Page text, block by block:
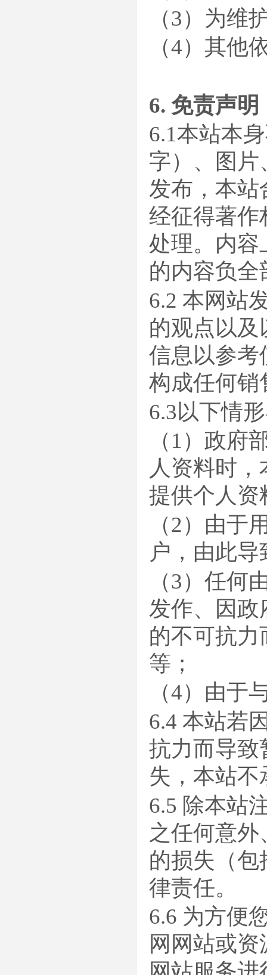
（3）为维
（4）其他
6. 免责声明
6.1本站本
字）、图片
发布，本站
经征得著作
处理。内容
的内容负
6.2 本网站
的观点以
信息以参考
构成任何销
6.3以下情
（1）政府
人资料时
提供个人
（2）由于
户，由此
（3）任何
发作、因政
的不可抗
等；
（4）由
6.4 本站若
抗力而导致
失，本站
6.5 除本站
之任何意
的损失（
律责任。
6.6 为方便
网网站或